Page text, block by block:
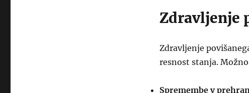
Zdravljenje
Zdravljenje
resnost stanja.
Spremembe v